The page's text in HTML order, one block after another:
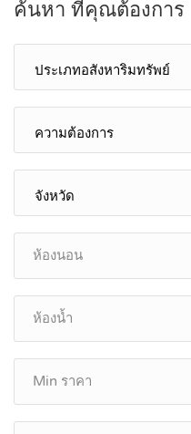
ค้นหา ที่คุณต้องการ